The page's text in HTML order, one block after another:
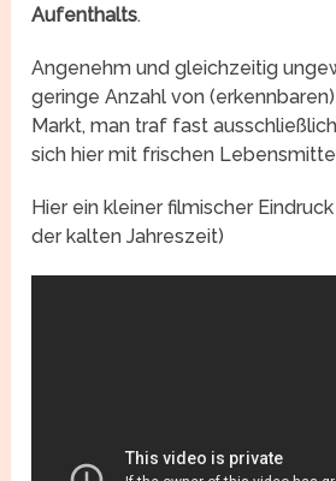
Aufenthalts.
Angenehm und gleichzeitig
geringe Anzahl von
Markt, man traf fast ausschließlich
sich hier mit frischen
Hier ein kleiner filmischer
der kalten Jahreszeit)